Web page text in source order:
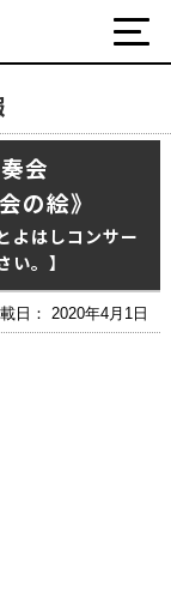
奏会
の絵》
よはしコンサー
。】
日： 2020年4月1日